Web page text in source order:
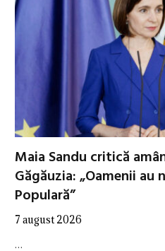
Maia Sandu critică
Găgăuzia: „Oamenii au
Populară”
7 august 2026
…